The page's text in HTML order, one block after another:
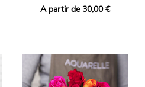
A partir de 30,00 €